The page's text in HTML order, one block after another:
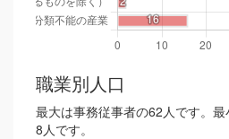
職業別人口
最大は事務従事者の62人です。
8人です。